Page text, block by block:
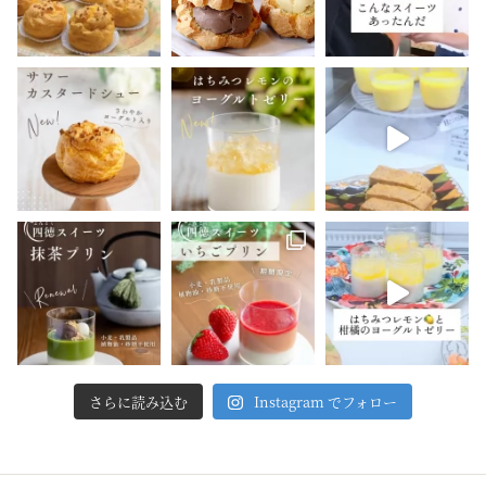
さらに読み込む Instagram でフォロー